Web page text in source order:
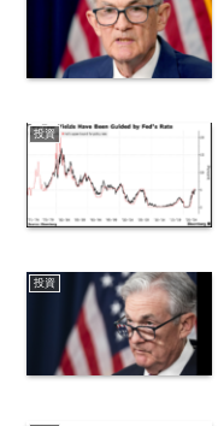
投資
投資